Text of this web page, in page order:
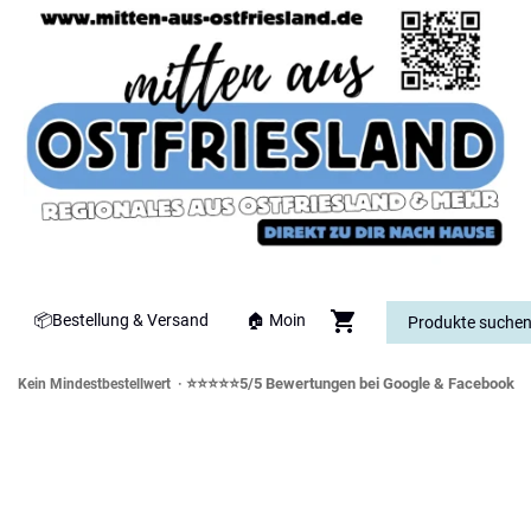
📦Bestellung & Versand 🏠 Moin
Kein Mindestbestellwert · ⭐⭐⭐⭐⭐5/5 Bewertungen bei Google & Facebook